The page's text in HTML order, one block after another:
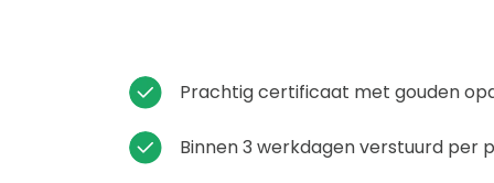
Prachtig certificaat met gouden
Binnen 3 werkdagen verstuurd per